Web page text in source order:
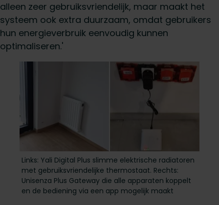
alleen zeer gebruiksvriendelijk, maar maakt het
systeem ook extra duurzaam, omdat gebruikers
hun energieverbruik eenvoudig kunnen
optimaliseren.'
Links: Yali Digital Plus slimme elektrische radiatoren
met gebruiksvriendelijke thermostaat. Rechts:
Unisenza Plus Gateway die alle apparaten koppelt
en de bediening via een app mogelijk maakt